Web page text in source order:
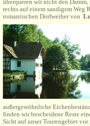
überqueren wir nicht den
rechts auf einem sandigem Weg
romantischen Dorfweiher von
außergewöhnliche
finden wir bescheidene Reste
Sicht auf unser Tourengebiet vor.